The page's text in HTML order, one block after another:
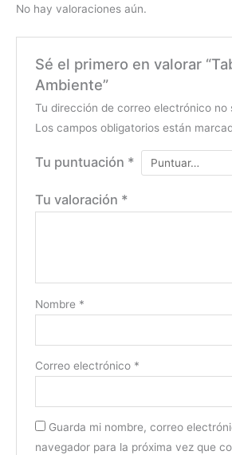
No hay valoraciones aún.
Sé el primero en valorar
Ambiente”
Tu dirección de correo electrónico no
Los campos obligatorios están
Tu puntuación *
Tu valoración *
Nombre *
Correo electrónico *
Guarda mi nombre, correo
navegador para la próxima vez que